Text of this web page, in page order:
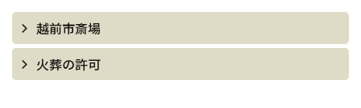
越前市斎場
火葬の許可